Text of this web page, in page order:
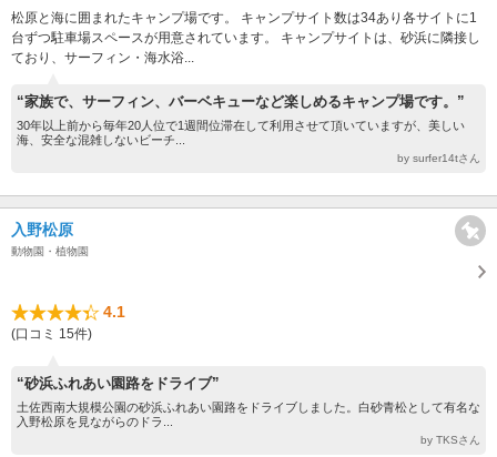
松原と海に囲まれたキャンプ場です。 キャンプサイト数は34あり各サイトに1
台ずつ駐車場スペースが用意されています。 キャンプサイトは、砂浜に隣接し
ており、サーフィン・海水浴...
“家族で、サーフィン、バーベキューなど楽しめるキャンプ場です。”
30年以上前から毎年20人位で1週間位滞在して利用させて頂いていますが、美しい
海、安全な混雑しないビーチ...
by surfer14tさん
入野松原
動物園・植物園
4.1
(口コミ 15件)
“砂浜ふれあい園路をドライブ”
土佐西南大規模公園の砂浜ふれあい園路をドライブしました。白砂青松として有名な
入野松原を見ながらのドラ...
by TKSさん